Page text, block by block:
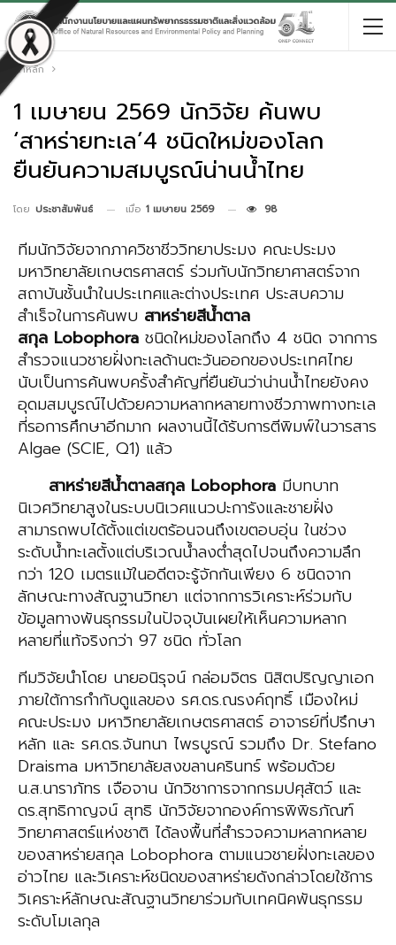
หน้าหลัก
1 เมษายน 2569 ​นักวิจัย ค้นพบ
‘สาหร่ายทะเล’4 ชนิดใหม่ของโลก
ยืนยันความสมบูรณ์น่านน้ำไทย
โดย ประชาสัมพันธ์ เมื่อ 1 เมษายน 2569 98
ทีมนักวิจัยจากภาควิชาชีววิทยาประมง คณะประมง
มหาวิทยาลัยเกษตรศาสตร์ ร่วมกับนักวิทยาศาสตร์จาก
สถาบันชั้นนำในประเทศและต่างประเทศ ประสบความ
สำเร็จในการค้นพบ สาหร่ายสีน้ำตาล
สกุล Lobophora ชนิดใหม่ของโลกถึง 4 ชนิด จากการ
สำรวจแนวชายฝั่งทะเลด้านตะวันออกของประเทศไทย
นับเป็นการค้นพบครั้งสำคัญที่ยืนยันว่าน่านน้ำไทยยังคง
อุดมสมบูรณ์ไปด้วยความหลากหลายทางชีวภาพทางทะเล
ที่รอการศึกษาอีกมาก ผลงานนี้ได้รับการตีพิมพ์ในวารสาร
Algae (SCIE, Q1) แล้ว
สาหร่ายสีน้ำตาลสกุล Lobophora มีบทบาท
นิเวศวิทยาสูงในระบบนิเวศแนวปะการังและชายฝั่ง
สามารถพบได้ตั้งแต่เขตร้อนจนถึงเขตอบอุ่น ในช่วง
ระดับน้ำทะเลตั้งแต่บริเวณน้ำลงต่ำสุดไปจนถึงความลึก
กว่า 120 เมตรแม้ในอดีตจะรู้จักกันเพียง 6 ชนิดจาก
ลักษณะทางสัณฐานวิทยา แต่จากการวิเคราะห์ร่วมกับ
ข้อมูลทางพันธุกรรมในปัจจุบันเผยให้เห็นความหลาก
หลายที่แท้จริงกว่า 97 ชนิด ทั่วโลก
ทีมวิจัยนำโดย นายอนิรุจน์ กล่อมจิตร นิสิตปริญญาเอก
ภายใต้การกำกับดูแลของ รศ.ดร.ณรงค์ฤทธิ์ เมืองใหม่
คณะประมง มหาวิทยาลัยเกษตรศาสตร์ อาจารย์ที่ปรึกษา
หลัก และ รศ.ดร.จันทนา ไพรบูรณ์ รวมถึง Dr. Stefano
Draisma มหาวิทยาลัยสงขลานครินทร์ พร้อมด้วย
น.ส.นาราภัทร เจือจาน นักวิชาการจากกรมปศุสัตว์ และ
ดร.สุทธิกาญจน์ สุทธิ นักวิจัยจากองค์การพิพิธภัณฑ์
วิทยาศาสตร์แห่งชาติ ได้ลงพื้นที่สำรวจความหลากหลาย
ของสาหร่ายสกุล Lobophora ตามแนวชายฝั่งทะเลของ
อ่าวไทย และวิเคราะห์ชนิดของสาหร่ายดังกล่าวโดยใช้การ
วิเคราะห์ลักษณะสัณฐานวิทยาร่วมกับเทคนิคพันธุกรรม
ระดับโมเลกุล